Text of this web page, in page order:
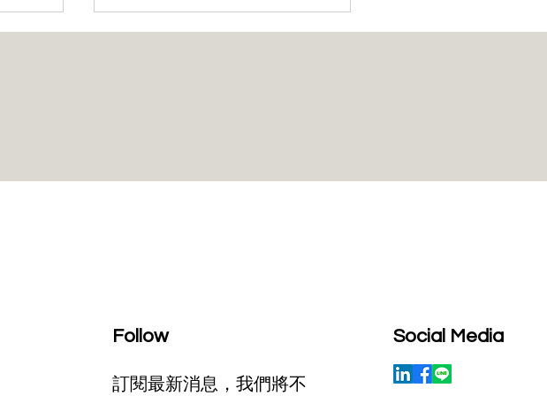
3.5 GHz 頻段將於 11 月 4 日
Follow
訂閱最新消息，我們將不
Social Media